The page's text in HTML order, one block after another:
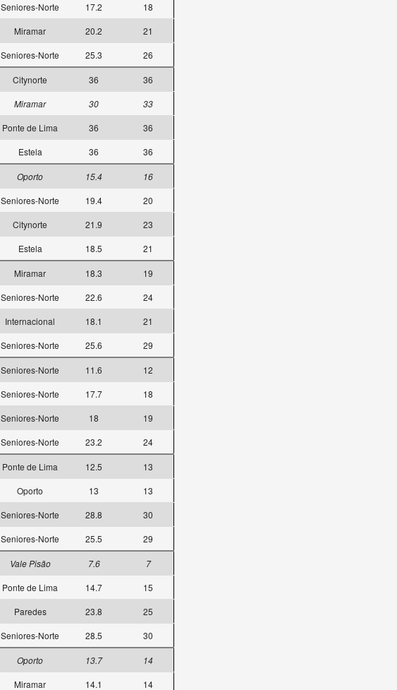
Seniores-Norte 17.2
18
Miramar 20.2
21
Seniores-Norte 25.3 26
Citynorte 36
36
Miramar 30
33
Ponte de Lima 36
36
Estela 36 36
Oporto 15.4
16
Seniores-Norte 19.4
20
Citynorte 21.9
23
Estela 18.5 21
Miramar 18.3
19
Seniores-Norte 22.6
24
Internacional 18.1
21
Seniores-Norte 25.6 29
Seniores-Norte 11.6
12
Seniores-Norte 17.7
18
Seniores-Norte 18
19
Seniores-Norte 23.2 24
Ponte de Lima 12.5
13
Oporto 13
13
Seniores-Norte 28.8
30
Seniores-Norte 25.5 29
Vale Pisão 7.6
7
Ponte de Lima 14.7
15
Paredes 23.8
25
Seniores-Norte 28.5 30
Oporto 13.7
14
Miramar 14.1
14